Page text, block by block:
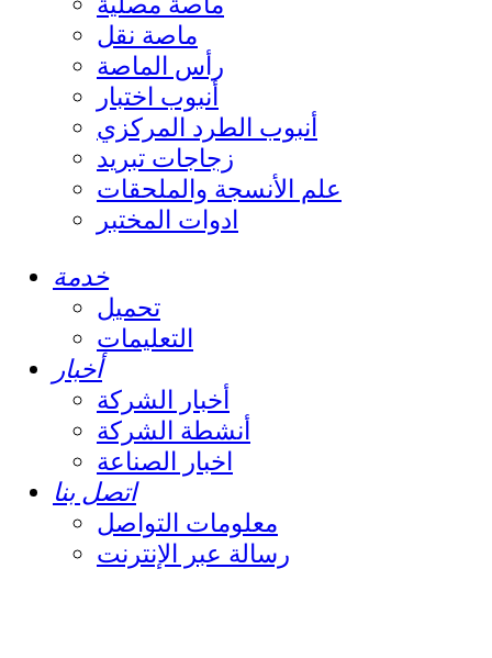
ماصة نقل
رأس الماصة
أنبوب اختبار
أنبوب الطرد المركزي
زجاجات تبريد
علم الأنسجة والملحقات
ادوات المختبر
خدمة
تحميل
التعليمات
أخبار
أخبار الشركة
أنشطة الشركة
اخبار الصناعة
اتصل بنا
معلومات التواصل
رسالة عبر الإنترنت